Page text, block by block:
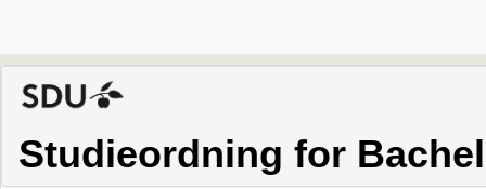
Studieordning for